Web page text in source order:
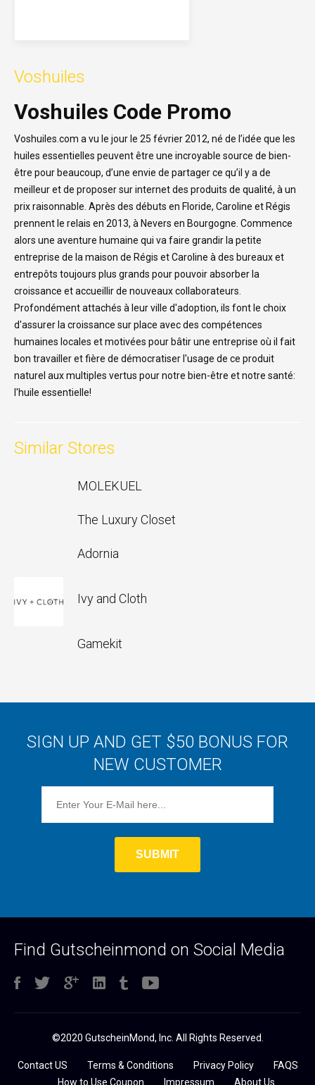
Voshuiles
Voshuiles Code Promo
Voshuiles.com a vu le jour le 25 février 2012, né de l’idée que les
huiles essentielles peuvent être une incroyable source de bien-
être pour beaucoup, d’une envie de partager ce qu’il y a de
meilleur et de proposer sur internet des produits de qualité, à un
prix raisonnable. Après des débuts en Floride, Caroline et Régis
prennent le relais en 2013, à Nevers en Bourgogne. Commence
alors une aventure humaine qui va faire grandir la petite
entreprise de la maison de Régis et Caroline à des bureaux et
entrepôts toujours plus grands pour pouvoir absorber la
croissance et accueillir de nouveaux collaborateurs.
Profondément attachés à leur ville d'adoption, ils font le choix
d'assurer la croissance sur place avec des compétences
humaines locales et motivées pour bâtir une entreprise où il fait
bon travailler et fière de démocratiser l'usage de ce produit
naturel aux multiples vertus pour notre bien-être et notre santé:
l'huile essentielle!
Similar Stores
MOLEKUEL
The Luxury Closet
Adornia
Ivy and Cloth
Gamekit
SIGN UP AND GET $50 BONUS FOR
NEW CUSTOMER
Find Gutscheinmond on Social Media
©2020 GutscheinMond, Inc. All Rights Reserved.
Contact US Terms & Conditions Privacy Policy
FAQS
How to Use Coupon
Impressum About Us